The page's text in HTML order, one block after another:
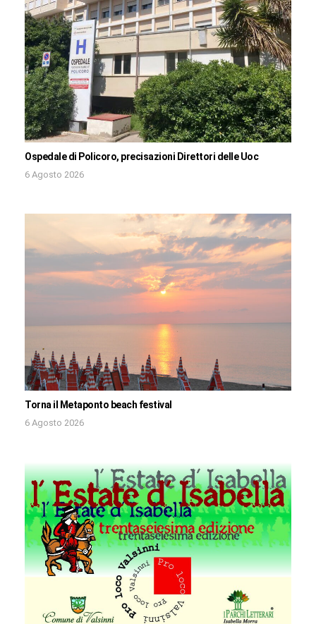
Ospedale di Policoro, precisazioni Direttori delle Uoc
6 Agosto 2026
Torna il Metaponto beach festival
6 Agosto 2026